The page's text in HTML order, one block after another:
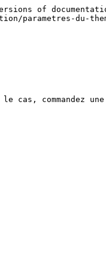
of
parametres-du-
commandez une